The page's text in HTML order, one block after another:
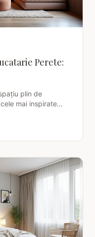
Perete:
plin de
mai inspirate